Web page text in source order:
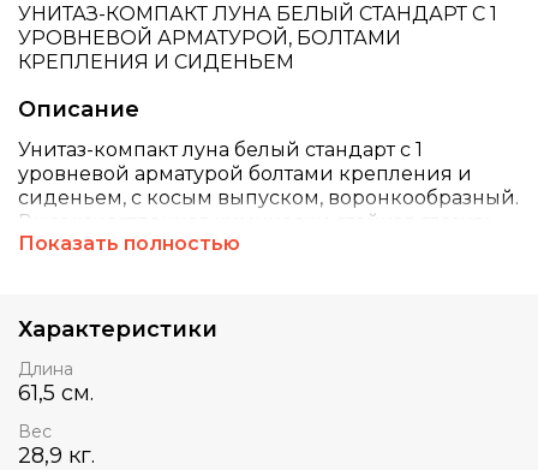
УНИТАЗ-КОМПАКТ ЛУНА БЕЛЫЙ СТАНДАРТ С 1
УРОВНЕВОЙ АРМАТУРОЙ, БОЛТАМИ
КРЕПЛЕНИЯ И СИДЕНЬЕМ
Описание
Унитаз-компакт луна белый стандарт с 1
уровневой арматурой болтами крепления и
сиденьем, с косым выпуском, воронкообразный.
Высокачественная химически стойкая глазурь
обеспечивает устойчивость к возникновению
сантехническим оборудованием. Унитаз
оборудован сливной арматурой, с
хромированной кнопкой.
Показать полностью
Характеристики
Длина
61,5 см.
Вес
28,9 кг.